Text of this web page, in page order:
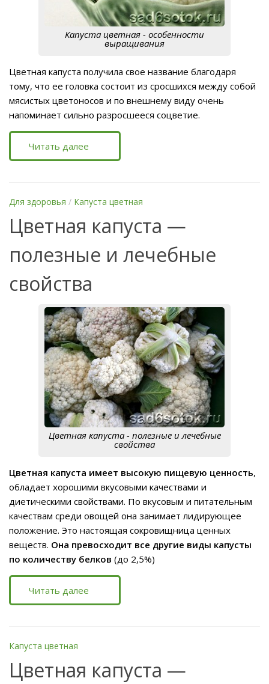
Капуста цветная - особенности
выращивания
Цветная капуста получила свое название благодаря
тому, что ее головка состоит из сросшихся между собой
мясистых цветоносов и по внешнему виду очень
напоминает сильно разросшееся соцветие.
Читать далее
Для здоровья / Капуста цветная
Цветная капуста —
полезные и лечебные
свойства
Цветная капуста - полезные и лечебные
свойства
Цветная капуста имеет высокую пищевую ценность,
обладает хорошими вкусовыми качествами и
диетическими свойствами. По вкусовым и питательным
качествам среди овощей она занимает лидирующее
положение. Это настоящая сокровищница ценных
веществ. Она превосходит все другие виды капусты
по количеству белков (до 2,5%)
Читать далее
Капуста цветная
Цветная капуста —